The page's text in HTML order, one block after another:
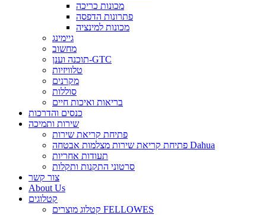
מכונות כריכה
פתרונות הדפסה
מכונות למינציה
גיימינג
מחשוב
תוכנה וענן-GTC
טלוויזיות
מקרנים
סוללות
בריאות ואיכות חיים
כנסים והדרכות
שירות ותמיכה
פתיחת קריאת שירות
פתיחת קריאת שירות מצלמות אבטחה Dahua
תעודות אחריות
סרטוני התקנות ותקלות
צור קשר
About Us
קטלוגים
קטלוג מוצרים FELLOWES